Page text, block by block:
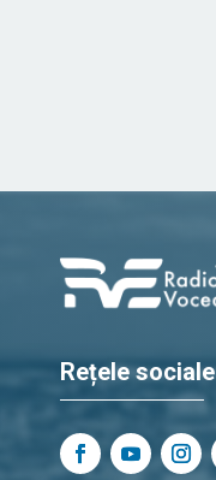
Rețele sociale